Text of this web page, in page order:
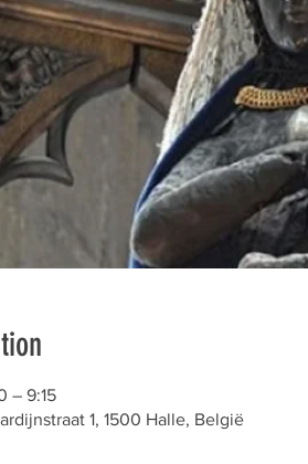
– 9:15
1, 1500 Halle, België